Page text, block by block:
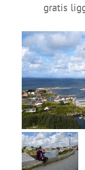
gratis